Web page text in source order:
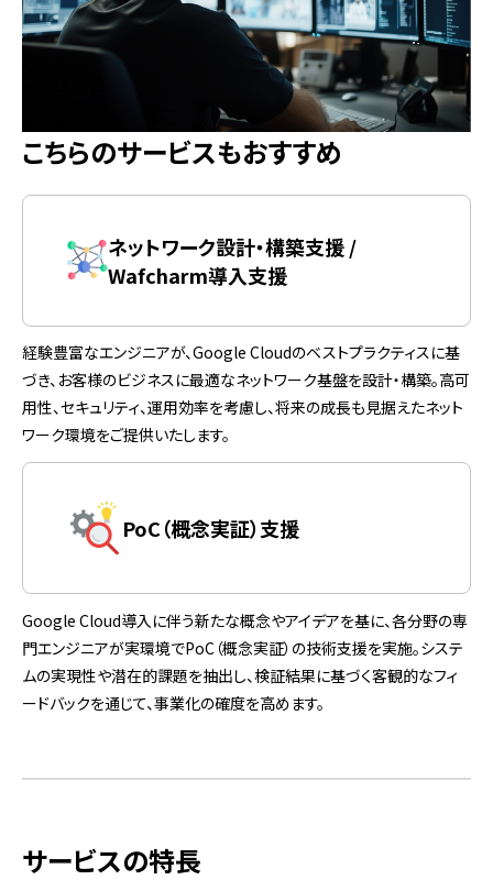
こちらのサービスもおすすめ
ネットワーク設計・構築支援 /
Wafcharm導入支援
経験豊富なエンジニアが、Google Cloudのベストプラクティスに基
づき、お客様のビジネスに最適なネットワーク基盤を設計・構築。高可
用性、セキュリティ、運用効率を考慮し、将来の成長も見据えたネット
ワーク環境をご提供いたします。
PoC（概念実証）支援
Google Cloud導入に伴う新たな概念やアイデアを基に、各分野の専
門エンジニアが実環境でPoC（概念実証）の技術支援を実施。システ
ムの実現性や潜在的課題を抽出し、検証結果に基づく客観的なフィ
ードバックを通じて、事業化の確度を高めます。
サービスの特長